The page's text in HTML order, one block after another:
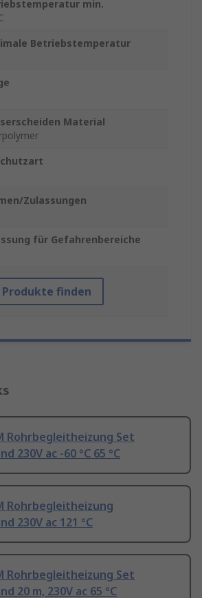
min.
Betriebstemperatur
Material
Zulassungen
für Gefahrenbereiche
finden
Rohrbegleitheizung Set
230V ac -60 °C 65 °C
Rohrbegleitheizung
230V ac 121 °C
Rohrbegleitheizung Set
20 m, 230V ac 65 °C